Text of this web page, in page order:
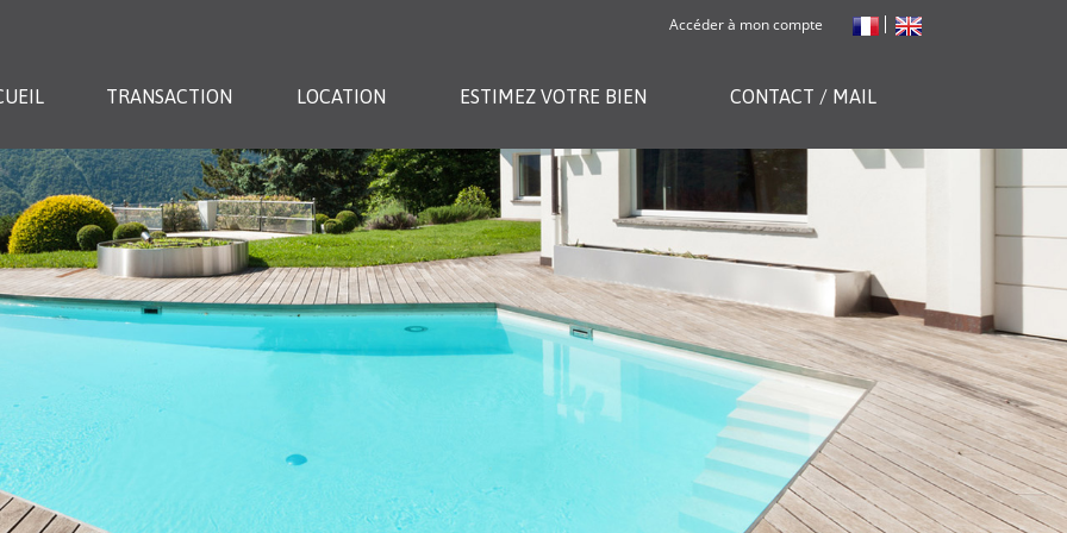
Accéder à mon compte
TRANSACTION LOCATION ESTIMEZ VOTRE BIEN CONTACT / MAIL